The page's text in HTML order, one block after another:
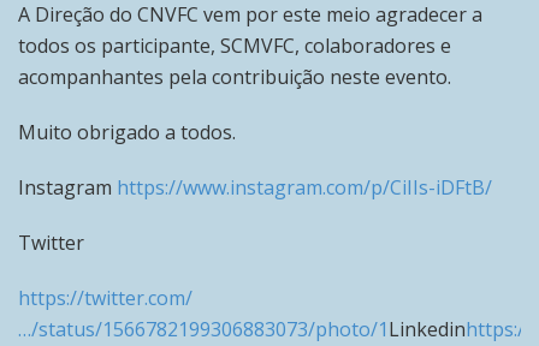
A Direção do CNVFC vem por este meio agradecer a
todos os participante, SCMVFC, colaboradores e
acompanhantes pela contribuição neste evento.
Muito obrigado a todos.
Instagram https://www.instagram.com/p/CiIIs-iDFtB/
Twitter
https://twitter.com/
…/status/1566782199306883073/photo/1Linkedinhttps://